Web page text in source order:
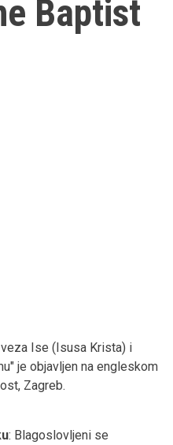
Baptist
Ise (Isusa Krista) i
je objavljen na engleskom
Zagreb.
: Blagoslovljeni se